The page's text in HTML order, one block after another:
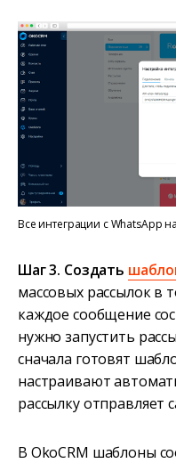
Все интеграции с WhatsApp
Шаг 3. Создать
массовых рассылок в
каждое сообщение
нужно запустить
сначала готовят
настраивают
рассылку отправляет
В OkoCRM шаблоны